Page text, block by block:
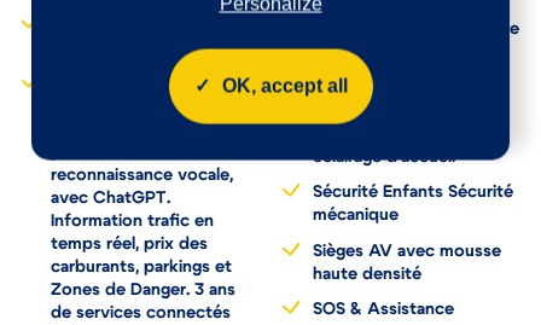
DS IRIS SYSTEM
Navigation connectée,
intégrant un assistant
reconnaissance vocale,
avec ChatGPT.
Information trafic en
temps réel, prix des
carburants, parkings et
Zones de Danger. 3 ans
de services connectés
Rétroviseur intérieur
électrochrome sans cadre
Rétroviseurs extérieurs
électriques, dégivrants,
rabattables
éclairage d'accueil
Sécurité Enfants Sécurité
mécanique
Sièges AV avec mousse
haute densité
SOS & Assistance
OK, accept all